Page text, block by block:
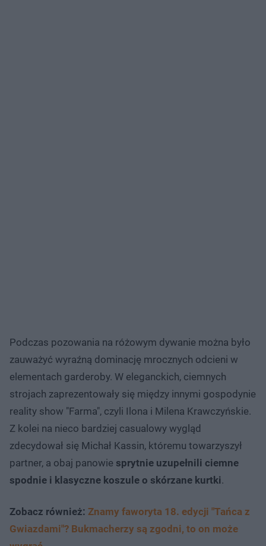
Podczas pozowania na różowym dywanie można było
zauważyć wyraźną dominację mrocznych odcieni w
elementach garderoby. W eleganckich, ciemnych
strojach zaprezentowały się między innymi gospodynie
reality show "Farma", czyli Ilona i Milena Krawczyńskie.
Z kolei na nieco bardziej casualowy wygląd
zdecydował się Michał Kassin, któremu towarzyszył
partner, a obaj panowie sprytnie uzupełnili ciemne
spodnie i klasyczne koszule o skórzane kurtki.
Zobacz również: Znamy faworyta 18. edycji "Tańca z
Gwiazdami"? Bukmacherzy są zgodni, to on może